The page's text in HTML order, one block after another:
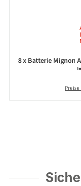
8 x Batterie Mignon